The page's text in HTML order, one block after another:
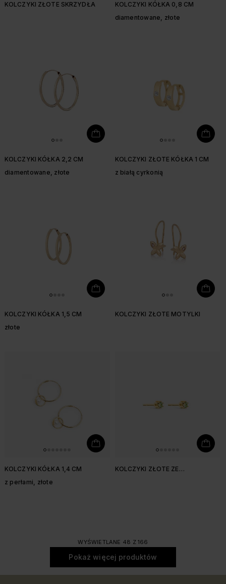
KOLCZYKI ZŁOTE SKRZYDŁA
KOLCZYKI KÓŁKA 0,8 CM
diamentowane, złote
KOLCZYKI KÓŁKA 2,2 CM
diamentowane, złote
KOLCZYKI ZŁOTE KÓŁKA 1 CM
z białą cyrkonią
KOLCZYKI KÓŁKA 1,5 CM
złote
KOLCZYKI ZŁOTE MOTYLKI
KOLCZYKI KÓŁKA 1,4 CM
z perłami, złote
KOLCZYKI ZŁOTE ZE
WYŚWIETLANE 48 Z 166
Pokaż więcej produktów